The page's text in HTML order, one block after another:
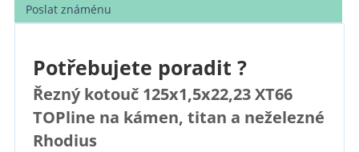
Poslat známénu
Potřebujete poradit ?
Řezný kotouč 125x1,5x22,23 XT66
TOPline na kámen, titan a neželezné
Rhodius